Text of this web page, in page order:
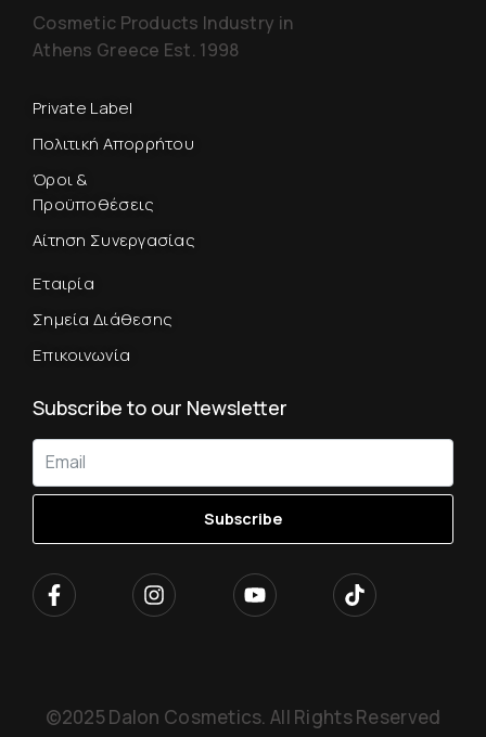
Cosmetic Products Industry in
Athens Greece Est. 1998
Private Label
Πολιτική Απορρήτου
Όροι &
Προϋποθέσεις
Αίτηση Συνεργασίας
Εταιρία
Σημεία Διάθεσης
Επικοινωνία
Subscribe to our Newsletter
Subscribe
©2025 Dalon Cosmetics. All Rights Reserved